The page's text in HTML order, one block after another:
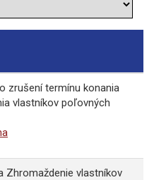
zrušení termínu konania
vlastníkov poľovných
Zhromaždenie vlastníkov